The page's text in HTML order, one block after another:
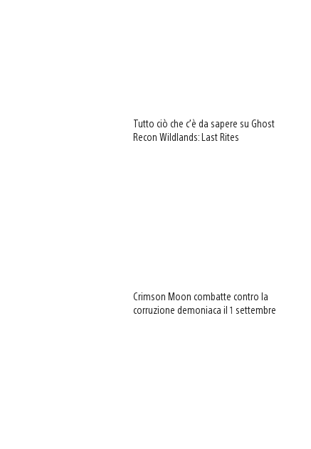
Tutto ciò che c’è da sapere su Ghost
Recon Wildlands: Last Rites
Crimson Moon combatte contro la
corruzione demoniaca il 1 settembre